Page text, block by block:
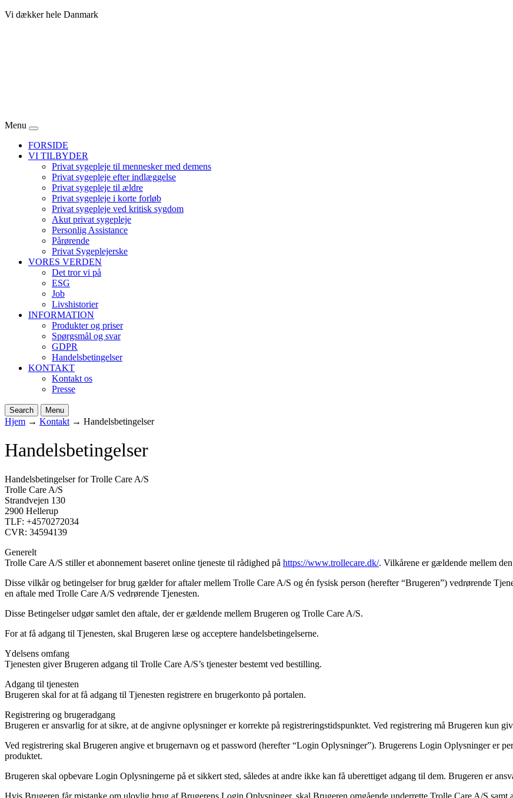
Vi dækker hele Danmark
Menu
FORSIDE
VI TILBYDER
Privat sygepleje til mennesker med demens
Privat sygepleje efter indlæggelse
Privat sygepleje til ældre
Privat sygepleje i korte forløb
Privat sygepleje ved kritisk sygdom
Akut privat sygepleje
Personlig Assistance
Pårørende
Privat Sygeplejerske
VORES VERDEN
Det tror vi på
ESG
Job
Livshistorier
INFORMATION
Produkter og priser
Spørgsmål og svar
GDPR
Handelsbetingelser
KONTAKT
Kontakt os
Presse
Search Menu
Hjem → Kontakt → Handelsbetingelser
Handelsbetingelser
Handelsbetingelser for Trolle Care A/S
Trolle Care A/S
Strandvejen 130
2900 Hellerup
TLF: +4570272034
CVR: 34594139
Generelt
Trolle Care A/S stiller et abonnement baseret online tjeneste til rådighed på https://www.trollecare.dk/. Vilkårene er gældende mellem
Disse vilkår og betingelser for brug gælder for aftaler mellem Trolle Care A/S og én fysisk person (herefter “Brugeren”) vedrørende
en aftale med Trolle Care A/S vedrørende Tjenesten.
Disse Betingelser udgør samlet den aftale, der er gældende mellem Brugeren og Trolle Care A/S.
For at få adgang til Tjenesten, skal Brugeren læse og acceptere handelsbetingelserne.
Ydelsens omfang
Tjenesten giver Brugeren adgang til Trolle Care A/S’s tjenester bestemt ved bestilling.
Adgang til tjenesten
Brugeren skal for at få adgang til Tjenesten registrere en brugerkonto på portalen.
Registrering og brugeradgang
Brugeren er ansvarlig for at sikre, at de angivne oplysninger er korrekte på registreringstidspunktet. Ved registrering må Brugeren kun
Ved registrering skal Brugeren angive et brugernavn og et password (herefter “Login Oplysninger”). Brugerens Login Oplysninger er
produktet.
Brugeren skal opbevare Login Oplysningerne på et sikkert sted, således at andre ikke kan få uberettiget adgang til dem. Brugeren er
Hvis Brugeren får mistanke om ulovlig brug af Brugerens Login Oplysninger, skal Brugeren omgående underrette Trolle Care A/S samt